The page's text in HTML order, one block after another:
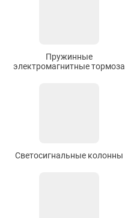
Пружинные
электромагнитные тормоза
Светосигнальные колонны